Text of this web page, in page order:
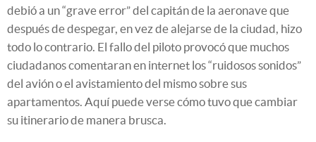
debió a un “grave error” del capitán de la aeronave que
después de despegar, en vez de alejarse de la ciudad, hizo
todo lo contrario. El fallo del piloto provocó que muchos
ciudadanos comentaran en internet los “ruidosos sonidos”
del avión o el avistamiento del mismo sobre sus
apartamentos. Aquí puede verse cómo tuvo que cambiar
su itinerario de manera brusca.